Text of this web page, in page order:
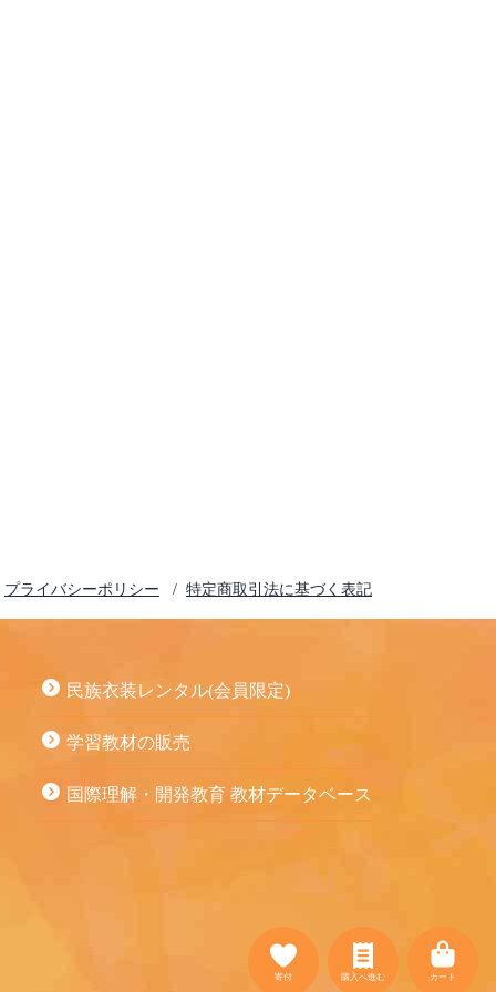
プライバシーポリシー 特定商取引法に基づく表記
民族衣装レンタル(会員限定)
学習教材の販売
国際理解・開発教育 教材データベース
カート
購入へ進む
寄付